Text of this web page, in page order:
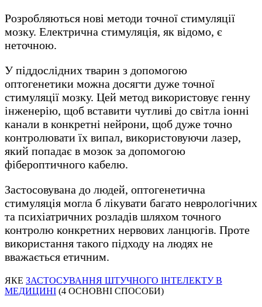
Розробляються нові методи точної стимуляції
мозку. Електрична стимуляція, як відомо, є
неточною.
У піддослідних тварин з допомогою
оптогенетики можна досягти дуже точної
стимуляції мозку. Цей метод використовує генну
інженерію, щоб вставити чутливі до світла іонні
канали в конкретні нейрони, щоб дуже точно
контролювати їх випал, використовуючи лазер,
який попадає в мозок за допомогою
фібероптичного кабелю.
Застосовувана до людей, оптогенетична
стимуляція могла б лікувати багато неврологічних
та психіатричних розладів шляхом точного
контролю конкретних нервових ланцюгів. Проте
використання такого підходу на людях не
вважається етичним.
ЯКЕ ЗАСТОСУВАННЯ ШТУЧНОГО ІНТЕЛЕКТУ В
МЕДИЦИНІ (4 ОСНОВНІ СПОСОБИ)